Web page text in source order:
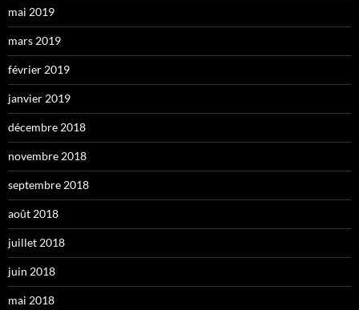
mai 2019
mars 2019
février 2019
janvier 2019
décembre 2018
novembre 2018
septembre 2018
août 2018
juillet 2018
juin 2018
mai 2018